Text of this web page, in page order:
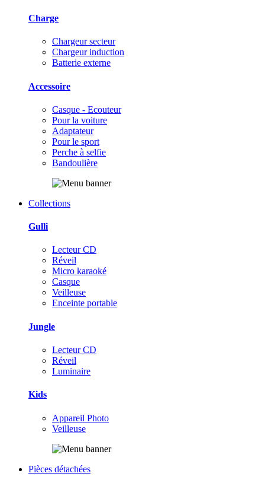
Charge
Chargeur secteur
Chargeur induction
Batterie externe
Accessoire
Casque - Ecouteur
Pour la voiture
Adaptateur
Pour le sport
Perche à selfie
Bandoulière
Collections
Gulli
Lecteur CD
Réveil
Micro karaoké
Casque
Veilleuse
Enceinte portable
Jungle
Lecteur CD
Réveil
Luminaire
Kids
Appareil Photo
Veilleuse
Pièces détachées